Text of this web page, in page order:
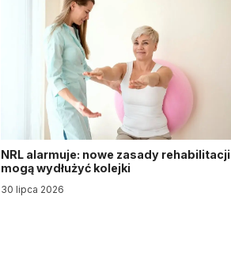
NRL alarmuje: nowe zasady rehabilitacji
mogą wydłużyć kolejki
30 lipca 2026